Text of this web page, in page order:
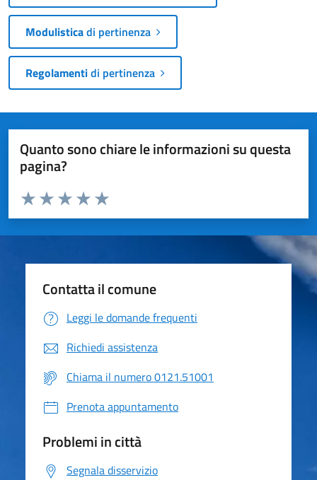
Modulisticadi pertinenza
Regolamentidi pertinenza
Quanto sono chiare le informazioni su questa
pagina?
Valuta da 1 a 5 stelle la pagina
Valuta 5 stelle su 5
Valuta 4 stelle su 5
Valuta 3 stelle su 5
Valuta 2 stelle su 5
Valuta 1 stelle su 5
Contatta il comune
Leggi le domande frequenti
Richiedi assistenza
Chiama il numero 0121.51001
Prenota appuntamento
Problemi in città
Segnala disservizio